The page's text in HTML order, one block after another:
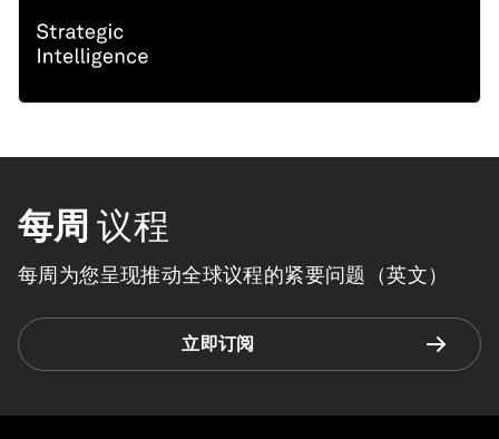
每周 议程
每周为您呈现推动全球议程的紧要问题（英文）
立即订阅